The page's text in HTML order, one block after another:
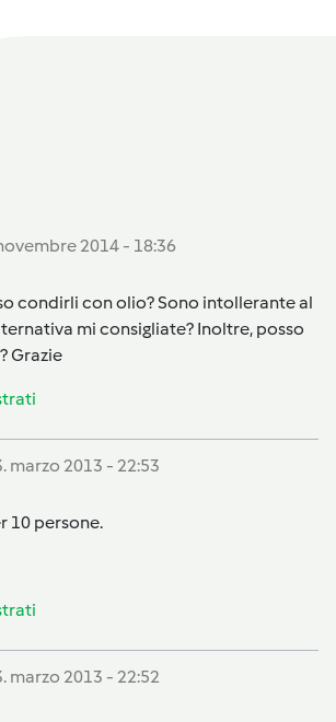
2014 - 18:36
condirli con olio? Sono intollerante al
mi consigliate? Inoltre, posso
Grazie
marzo 2013 - 22:53
10 persone.
marzo 2013 - 22:52